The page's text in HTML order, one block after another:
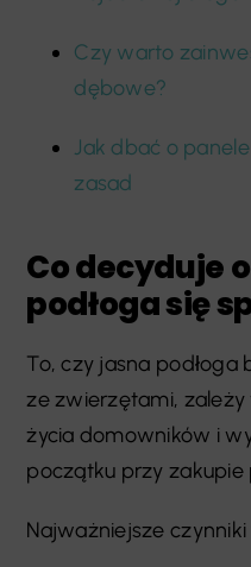
Czy warto
dębowe?
Jak dbać o
zasad
Co decyduje
podłoga się
To, czy jasna
ze zwierzętami,
życia domowników i
początku przy zakupie
Najważniejsze czynniki